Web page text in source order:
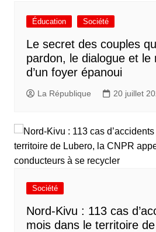
Éducation Société
Le secret des couples
pardon, le dialogue et le
d’un foyer épanoui
La République 20 juillet
Société
Nord-Kivu : 113 cas
mois dans le territoire